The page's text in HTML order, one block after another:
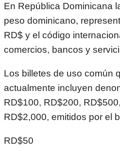
En República Dominicana
peso dominicano,
RD$ y el código
comercios, bancos y
Los billetes de uso común
actualmente incluyen
RD$100, RD$200,
RD$2,000, emitidos por el
RD$50